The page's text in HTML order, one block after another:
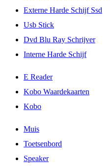
Externe Harde Schijf Ssd
Usb Stick
Dvd Blu Ray Schrijver
Interne Harde Schijf
E Reader
Kobo Waardekaarten
Kobo
Muis
Toetsenbord
Speaker